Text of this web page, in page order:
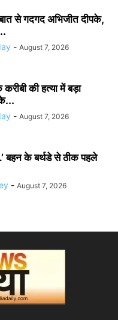
से गदगद अभिजीत दीपके,
- August 7, 2026
की हत्या में बड़ा
- August 7, 2026
बहन के बर्थडे से ठीक पहले
- August 7, 2026